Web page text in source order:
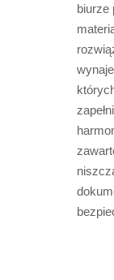
biurze